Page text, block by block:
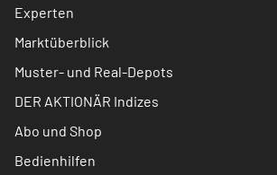
Experten
Marktüberblick
Muster- und Real-Depots
DER AKTIONÄR Indizes
Abo und Shop
Bedienhilfen